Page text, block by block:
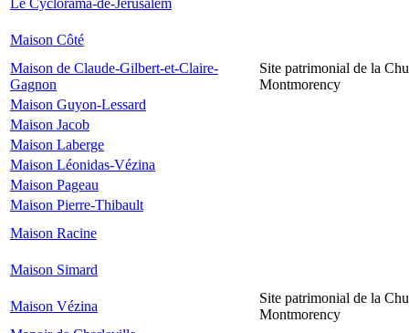
Le Cyclorama-de-Jérusalem
Maison Côté
Maison de Claude-Gilbert-et-Claire-
Gagnon
Site patrimonial de la
Montmorency
Maison Guyon-Lessard
Maison Jacob
Maison Laberge
Maison Léonidas-Vézina
Maison Pageau
Maison Pierre-Thibault
Maison Racine
Maison Simard
Maison Vézina
Site patrimonial de la
Montmorency